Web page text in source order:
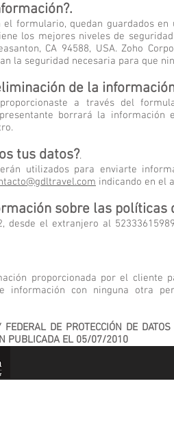
formulario, quedan guardados en
los mejores niveles de
CA 94588, USA. Zoho
la seguridad necesaria para que
de la
a través del
borrará la información
tus datos?.
utilizados para enviarte
indicando en el
sobre las políticas
desde el extranjero al
proporcionada por el
información con ninguna otra
DE PROTECCIÓN DE
PUBLICADA EL 05/07/2010